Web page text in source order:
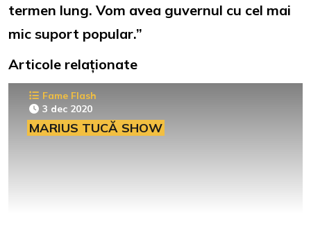
termen lung. Vom avea guvernul cu cel mai
mic suport popular.”
Articole relaționate
Fame Flash
3 dec 2020
MARIUS TUCĂ SHOW